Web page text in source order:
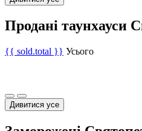
Продані таунхауси
{{ sold.total }} Усього
Дивитися усе